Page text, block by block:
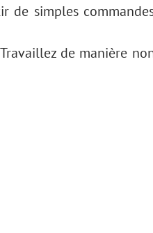
de simples
de manière